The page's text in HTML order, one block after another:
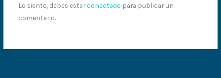
Lo siento, debes estarconectado para publicar un
comentario.